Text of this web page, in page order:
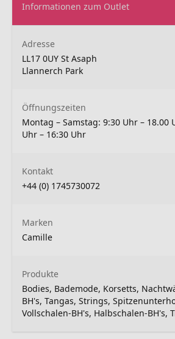
Informationen zum Outlet
Adresse
LL17 0UY St Asaph
Llannerch Park
Öffnungszeiten
Montag – Samstag: 9:30 Uhr – 18.00
Uhr – 16:30 Uhr
Kontakt
+44 (0) 1745730072
Marken
Camille
Produkte
Bodies, Bademode, Korsetts,
BH's, Tangas, Strings,
Vollschalen-BH's, Halbschalen-BH's,